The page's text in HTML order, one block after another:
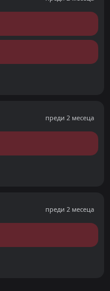
преди 2 месеца
преди 2 месеца